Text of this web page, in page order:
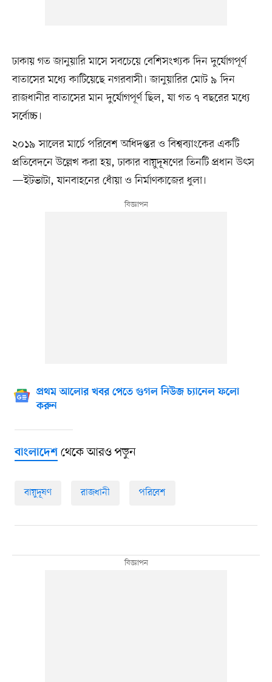
ঢাকায় গত জানুয়ারি মাসে সবচেয়ে বেশিসংখ্যক দিন দুর্যোগপূর্ণ
বাতাসের মধ্যে কাটিয়েছে নগরবাসী। জানুয়ারির মোট ৯ দিন
রাজধানীর বাতাসের মান দুর্যোগপূর্ণ ছিল, যা গত ৭ বছরের মধ্যে
সর্বোচ্চ।
২০১৯ সালের মার্চে পরিবেশ অধিদপ্তর ও বিশ্বব্যাংকের একটি
প্রতিবেদনে উল্লেখ করা হয়, ঢাকার বায়ুদূষণের তিনটি প্রধান উৎস
—ইটভাটা, যানবাহনের ধোঁয়া ও নির্মাণকাজের ধুলা।
প্রথম আলোর খবর পেতে গুগল নিউজ চ্যানেল ফলো
করুন
বাংলাদেশথেকে আরও পড়ুন
বায়ুদূষণ রাজধানী পরিবেশ